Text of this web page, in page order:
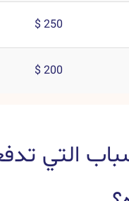
250 $
200 $
التي